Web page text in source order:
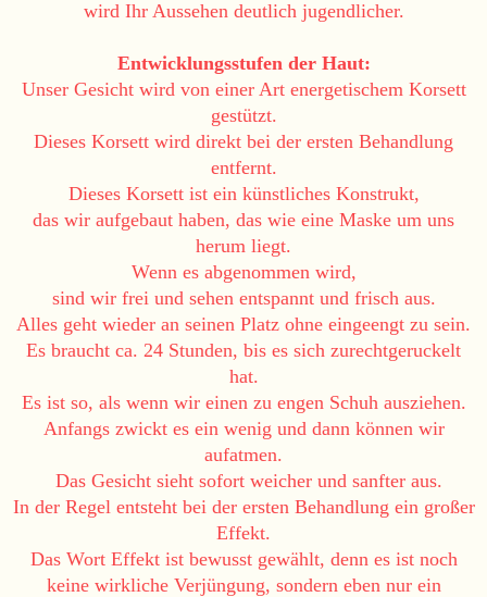
wird Ihr Aussehen deutlich jugendlicher.
Entwicklungsstufen der Haut:
Unser Gesicht wird von einer Art energetischem Korsett
gestützt.
Dieses Korsett wird direkt bei der ersten Behandlung
entfernt.
Dieses Korsett ist ein künstliches Konstrukt,
das wir aufgebaut haben, das wie eine Maske um uns
herum liegt.
Wenn es abgenommen wird,
sind wir frei und sehen entspannt und frisch aus.
Alles geht wieder an seinen Platz ohne eingeengt zu sein.
Es braucht ca. 24 Stunden, bis es sich zurechtgeruckelt
hat.
Es ist so, als wenn wir einen zu engen Schuh ausziehen.
Anfangs zwickt es ein wenig und dann können wir
aufatmen.
Das Gesicht sieht sofort weicher und sanfter aus.
In der Regel entsteht bei der ersten Behandlung ein großer
Effekt.
Das Wort Effekt ist bewusst gewählt, denn es ist noch
keine wirkliche Verjüngung, sondern eben nur ein